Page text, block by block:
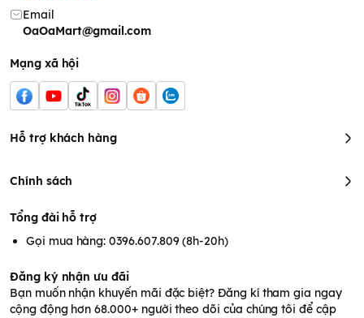
Email
OaOaMart@gmail.com
Mạng xã hội
Hỗ trợ khách hàng
Chính sách
Tổng đài hỗ trợ
Gọi mua hàng: 0396.607.809 (8h-20h)
Đăng ký nhận ưu đãi
Bạn muốn nhận khuyến mãi đặc biệt? Đăng kí tham gia ngay
cộng động hơn 68.000+ người theo dõi của chúng tôi để cập